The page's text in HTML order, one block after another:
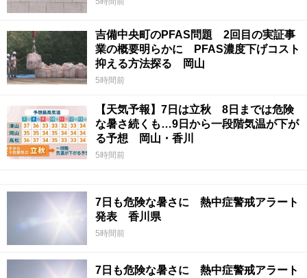
吉備中央町のPFAS問題 2回目の実証事
業の概要明らかに PFAS濃度下げコスト
抑える方法探る 岡山
5時間前
【天気予報】7日は立秋 8日までは危険
な暑さ続くも…9日から一段階気温が下が
る予想 岡山・香川
5時間前
7日も危険な暑さに 熱中症警戒アラート
発表 香川県
5時間前
7日も危険な暑さに 熱中症警戒アラート